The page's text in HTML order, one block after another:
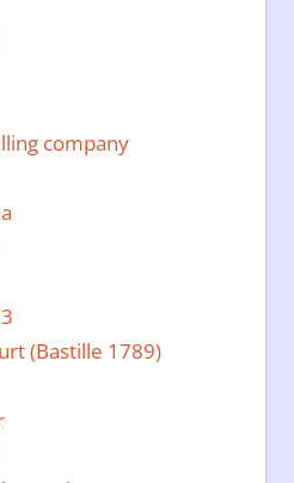
company
(Bastille 1789)